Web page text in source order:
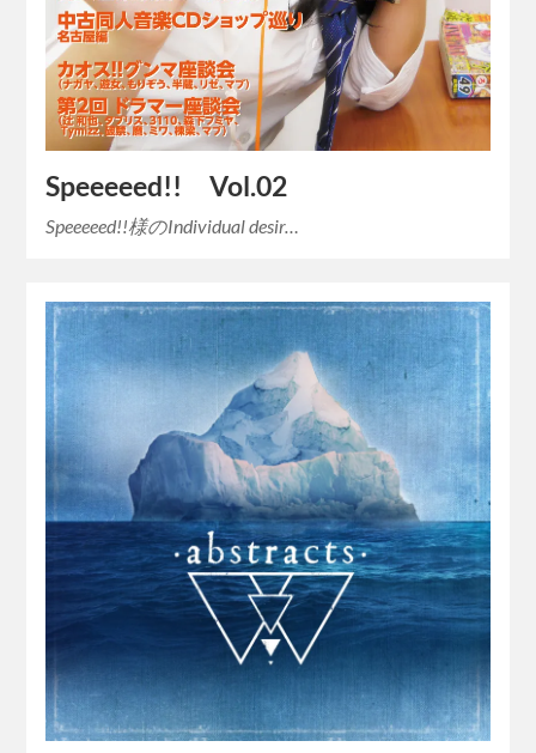
Speeeeed!! Vol.02
Speeeeed!!様のIndividual desir…